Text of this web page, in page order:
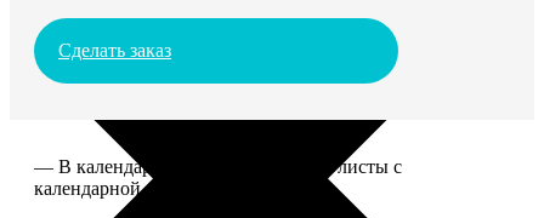
Сделать заказ
— В календаре 13 листов: обложка+листы с
календарной сеткой.